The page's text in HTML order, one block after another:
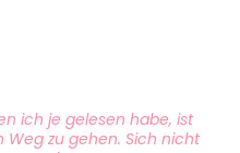
ich je gelesen habe, ist
zu gehen. Sich nicht